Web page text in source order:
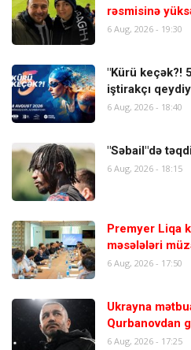
rəsmisinə
6 Aug, 2026 - 19:30
"Kürü keçək?!
iştirakçı
6 Aug, 2026 - 18:40
"Səbail"də
6 Aug, 2026 - 18:15
Premyer Liqa
məsələləri
6 Aug, 2026 - 17:50
Ukrayna
Qurbanovdan
6 Aug, 2026 - 17:25